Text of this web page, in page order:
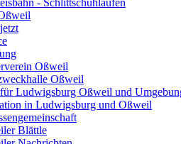
- Schlittschuhlaufen
Oßweil
Oßweil
Ludwigsburg Oßweil und
in Ludwigsburg und Oßweil
Blättle